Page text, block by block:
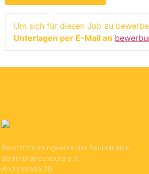
Um sich für diesen Job zu
Unterlagen per E-Mail an
Berufsförderungswerk der Bauindustrie
Berlin-Brandenburg e.V.
Ahornstraße 20